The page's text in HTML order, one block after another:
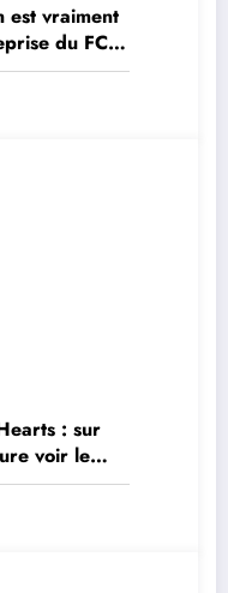
est vraiment
du FC
: sur
voir le